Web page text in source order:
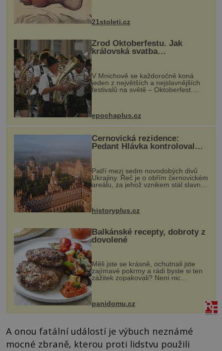
nohou, a způsobuje bole...
21stoleti.cz
Zrod Oktoberfestu. Jak
královská svatba
odstartovala největší pivní
festival světa
V Mnichově se každoročně koná
jeden z největších a nejslavnějších
festivalů na světě – Oktoberfest.
návštěvníků, kteří si vychutnávají
kultur...
epochaplus.cz
Černovická rezidence:
Pedant Hlávka kontroloval
Patří mezi sedm novodobých divů
Ukrajiny. Řeč je o obřím černovickém
areálu, za jehož vznikem stál slavný
český architekt Josef Hlávka. Ten si
na něm dal mimořádně záležet. Jeho
historyplus.cz
Balkánské recepty, dobroty z
dovolené
Měli jste se krásně, ochutnali jste
zajímavé pokrmy a rádi byste si ten
zážitek zopakovali? Není nic
snazšího. Pljeskavica (10 porcí)
Možná jste ji ochutnali na dovolené v
bývalé Jugoslávii, lze ji vi...
panidomu.cz
A onou fatální událostí je výbuch neznámé
mocné zbraně, kterou proti lidstvu použili